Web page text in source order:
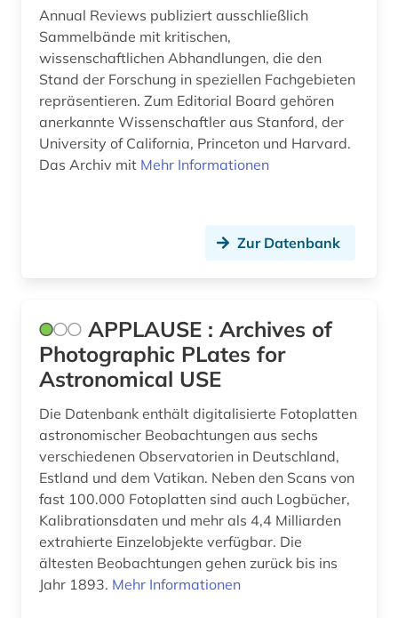
interdisziplinarität (1)
iso-norm (1)
italianistik (1)
japan (1)
kernenergie (1)
klimaforschung (1)
klimatologie (6)
klimaänderung (2)
kommentar (1)
kommunikation (1)
kommunikationstechnik (1)
komplexität (1)
kondensierte materie (1)
Annual Reviews publiziert ausschließlich
Sammelbände mit kritischen,
wissenschaftlichen Abhandlungen, die den
Stand der Forschung in speziellen Fachgebieten
repräsentieren. Zum Editorial Board gehören
anerkannte Wissenschaftler aus Stanford, der
University of California, Princeton und Harvard.
Das Archiv mit Mehr Informationen
Zur Datenbank
APPLAUSE : Archives of
Photographic PLates for
Astronomical USE
Die Datenbank enthält digitalisierte Fotoplatten
astronomischer Beobachtungen aus sechs
verschiedenen Observatorien in Deutschland,
Estland und dem Vatikan. Neben den Scans von
fast 100.000 Fotoplatten sind auch Logbücher,
Kalibrationsdaten und mehr als 4,4 Milliarden
extrahierte Einzelobjekte verfügbar. Die
ältesten Beobachtungen gehen zurück bis ins
Jahr 1893. Mehr Informationen